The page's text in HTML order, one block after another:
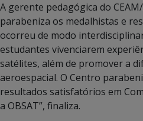
A gerente pedagógica do
parabeniza os medalhistas e
ocorreu de modo
estudantes vivenciarem
satélites, além de promover a
aeroespacial. O Centro
resultados satisfatórios em
a OBSAT”, finaliza.